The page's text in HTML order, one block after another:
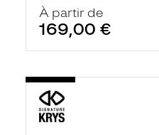
À partir de
169,00 €